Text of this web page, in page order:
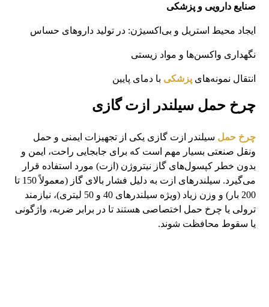
صنایع دارویی و پزشکی
ایجاد محیط استریل و بی‌اکسیژن: در تولید داروهای حساس
نگهداری واکسن‌ها و مواد زیستی
انتقال نمونه‌هایپزشکی با دمای پایین
چرخ حمل سیلندر ازت گازی
چرخ حمل سیلندر ازت گازی یکی از تجهیزات ایمنی و حمل‌
ونقل صنعتی بسیار مهم است که برای جابجایی راحت، ایمن و
بدون خطر کپسول‌های گاز نیتروژن (ازت) مورد استفاده قرار
می‌گیرد. سیلندرهای ازت به دلیل فشار بالای گاز (معمولاً 150 تا
200 بار) و وزن زیاد (ویژه سیلندرهای 40 و 50 لیتری)، نیازمند
ترولی یا چرخ‌ حمل اختصاصی هستند تا در برابر ضربه، واژگونی
یا سقوط محافظت شوند.